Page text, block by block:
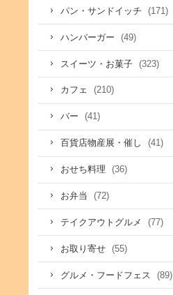
パン・サンドイッチ (171)
ハンバーガー (49)
スイーツ・お菓子 (323)
カフェ (210)
バー (41)
百貨店物産展・催し (41)
おせち料理 (36)
お弁当 (72)
テイクアウトグルメ (77)
お取り寄せ (55)
グルメ・フードフェス (89)